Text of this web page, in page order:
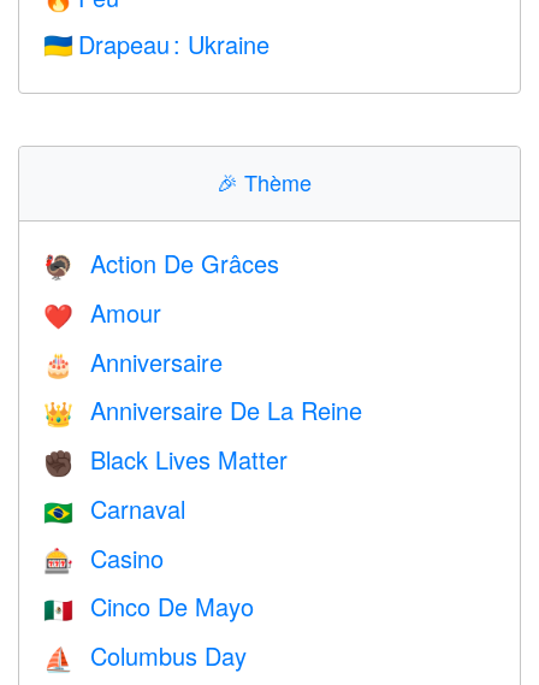
🇺🇦 Drapeau : Ukraine
🎉 Thème
🦃 Action De Grâces
❤️️ Amour
🎂 Anniversaire
👑 Anniversaire De La Reine
✊🏿 Black Lives Matter
🇧🇷 Carnaval
🎰 Casino
🇲🇽 Cinco De Mayo
⛵️ Columbus Day